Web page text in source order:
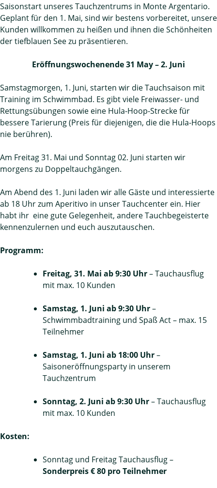
Saisonstart unseres Tauchzentrums in Monte Argentario.
Geplant für den 1. Mai, sind wir bestens vorbereitet, unsere
Kunden willkommen zu heißen und ihnen die Schönheiten
der tiefblauen See zu präsentieren.
Eröffnungswochenende 31 May – 2. Juni
Samstagmorgen, 1. Juni, starten wir die Tauchsaison mit
Training im Schwimmbad. Es gibt viele Freiwasser- und
Rettungsübungen sowie eine Hula-Hoop-Strecke für
bessere Tarierung (Preis für diejenigen, die die Hula-Hoops
nie berühren).
Am Freitag 31. Mai und Sonntag 02. Juni starten wir
morgens zu Doppeltauchgängen.
Am Abend des 1. Juni laden wir alle Gäste und interessierte
ab 18 Uhr zum Aperitivo in unser Tauchcenter ein. Hier
habt ihr eine gute Gelegenheit, andere Tauchbegeisterte
kennenzulernen und euch auszutauschen.
Programm:
Freitag, 31. Mai ab 9:30 Uhr– Tauchausflug
mit max. 10 Kunden
Samstag, 1. Juni ab 9:30 Uhr–
Schwimmbadtraining und Spaß Act – max. 15
Teilnehmer
Samstag, 1. Juni ab 18:00 Uhr–
Saisoneröffnungsparty in unserem
Tauchzentrum
Sonntag, 2. Juni ab 9:30 Uhr– Tauchausflug
mit max. 10 Kunden
Kosten:
Sonntag und Freitag Tauchausflug –
Sonderpreis € 80 pro Teilnehmer